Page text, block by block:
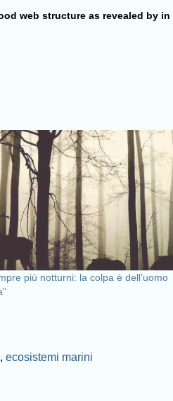
web structure as revealed by
più notturni: la colpa è dell’uomo
, ecosistemi marini